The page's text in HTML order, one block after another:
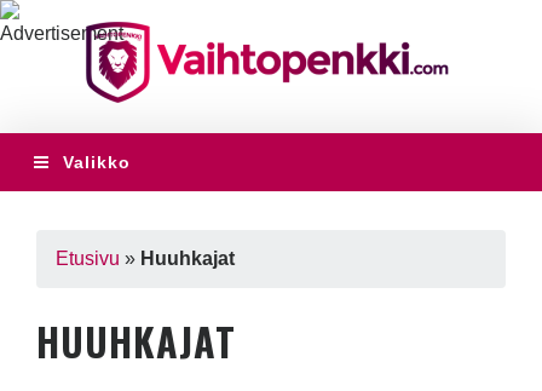
Valikko
Etusivu » Huuhkajat
HUUHKAJAT